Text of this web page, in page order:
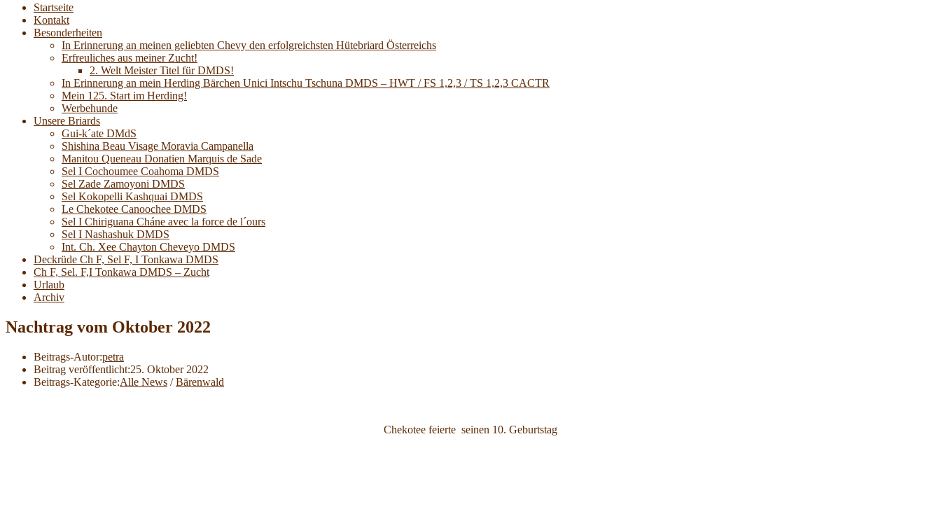
Startseite
Kontakt
Besonderheiten
In Erinnerung an meinen geliebten Chevy den erfolgreichsten Hütebriard Österreichs
Erfreuliches aus meiner Zucht!
2. Welt Meister Titel für DMDS!
In Erinnerung an mein Herding Bärchen Unici Intschu Tschuna DMDS – HWT / FS 1,2,3 / TS 1,2,3 CACTR
Mein 125. Start im Herding!
Werbehunde
Unsere Briards
Gui-k´ate DMdS
Shishina Beau Visage Moravia Campanella
Manitou Queneau Donatien Marquis de Sade
Sel I Cochoumee Coahoma DMDS
Sel Zade Zamoyoni DMDS
Sel Kokopelli Kashquai DMDS
Le Chekotee Canoochee DMDS
Sel I Chiriguana Cháne avec la force de l´ours
Sel I Nashashuk DMDS
Int. Ch. Xee Chayton Cheveyo DMDS
Deckrüde Ch F, Sel F, I Tonkawa DMDS
Ch F, Sel. F,I Tonkawa DMDS – Zucht
Urlaub
Archiv
Nachtrag vom Oktober 2022
Beitrags-Autor:petra
Beitrag veröffentlicht:25. Oktober 2022
Beitrags-Kategorie:Alle News / Bärenwald
Chekotee feierte seinen 10. Geburtstag